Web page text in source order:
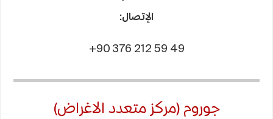
الإتصال:
+90 376 212 59 49
جوروم (مركز متعدد الاغراض)